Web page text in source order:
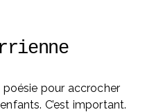
poésie pour accrocher
C’est important.